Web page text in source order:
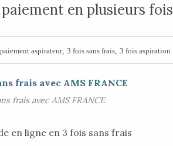
en plusieurs fois
paiement aspirateur, 3 fois sans frais, 3 fois aspiration
frais avec AMS FRANCE
en ligne en 3 fois sans frais